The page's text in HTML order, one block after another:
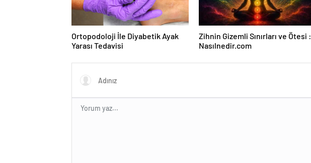
Ortopodoloji İle Diyabetik Ayak
Yarası Tedavisi
Zihnin Gizemli Sınırları ve Ötesi :
Nasılnedir.com